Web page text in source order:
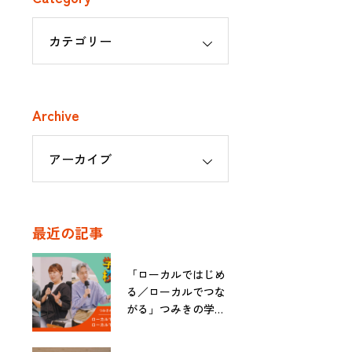
Archive
最近の記事
「ローカルではじめ
る／ローカルでつな
がる」つみきの学校